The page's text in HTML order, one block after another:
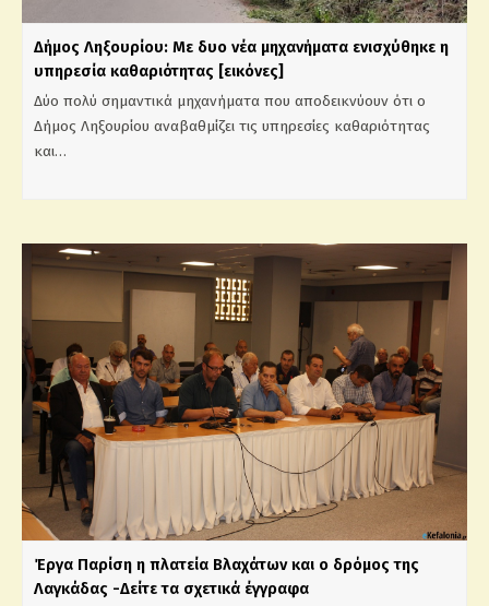
Δήμος Ληξουρίου: Με δυο νέα μηχανήματα ενισχύθηκε η
υπηρεσία καθαριότητας [εικόνες]
Δύο πολύ σημαντικά μηχανήματα που αποδεικνύουν ότι ο
Δήμος Ληξουρίου αναβαθμίζει τις υπηρεσίες καθαριότητας
και…
Έργα Παρίση η πλατεία Βλαχάτων και ο δρόμος της
Λαγκάδας -Δείτε τα σχετικά έγγραφα